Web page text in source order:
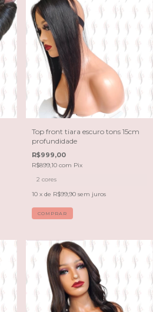
Top front tiara escuro tons 15cm
profundidade
R$999,00
R$899,10 com Pix
2 cores
10 x de R$99,90 sem juros
COMPRAR